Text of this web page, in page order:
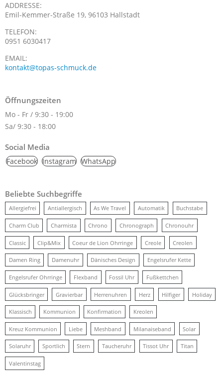
ADDRESSE:
Emil-Kemmer-Straße 19, 96103 Hallstadt
TELEFON:
0951 6030417
EMAIL:
kontakt@topas-schmuck.de
Öffnungszeiten
Mo - Fr / 9:30 - 19:00
Sa/ 9:30 - 18:00
Social Media
Facebook Instagram WhatsApp
Beliebte Suchbegriffe
Allergiefrei Antiallergisch As We Travel Automatik Buchstabe
Charm Club Charmista Chrono Chronograph Chronouhr
Classic Clip&Mix Coeur de Lion Ohrringe Creole Creolen
Damen Ring Damenuhr Dänisches Design Engelsrufer Kette
Engelsrufer Ohrringe Flexband Fossil Uhr Fußkettchen
Glücksbringer Gravierbar Herrenuhren Herz Hilfiger Holiday
Klassisch Kommunion Konfirmation Kreolen
Kreuz Kommunion Liebe Meshband Milanaiseband Solar
Solaruhr Sportlich Stern Taucheruhr Tissot Uhr Titan
Valentinstag